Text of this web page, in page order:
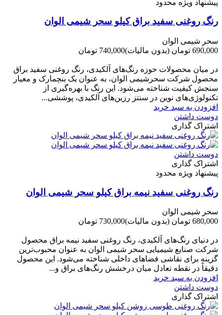
پیشنهاد ویژه محدود
رنگ روغنی سفید براق کیلو سحر شیمی الوان
سحر شیمی الوان
690,000 تومان
(بدون مالیات)740,000 تومان
در میان محصولات حوزه رنگ‌های آلکیدی، رنگ روغنی سفید براق
محصول شرکت سحرشیمی الوان، به عنوان یک بنچمارک و معیار
سنجش کیفیت شناخته می‌شود. این رنگ با بهره‌گیری از
تکنولوژی‌های نوین در سنتز رزین‌های آلکیدی، پوششی...
افزودن به سبد خرید
دوست داشتن
اشتراک گذاری
دوست داشتن
اشتراک گذاری
پیشنهاد ویژه محدود
رنگ روغنی سفید نیمه براق کیلو سحر شیمی الوان
سحر شیمی الوان
680,000 تومان
(بدون مالیات)730,000 تومان
در دنیای رنگ‌های آلکیدی، رنگ روغنی سفید نیمه براق محصول
شرکت صنایع شیمیایی سحر شیمی الوان به عنوان محبوب‌ترین
گزینه برای نقاشی فضاهای داخلی شناخته می‌شود. این محصول
دقیقاً در نقطه تعادل میان درخشش رنگ‌های براق و...
افزودن به سبد خرید
دوست داشتن
اشتراک گذاری